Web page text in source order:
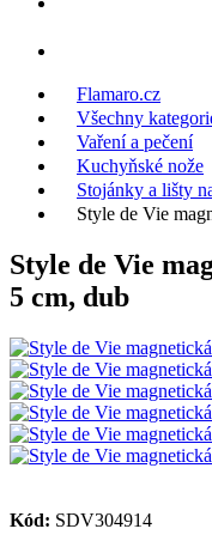
Flamaro.cz
Všechny
Vaření a pečení
Kuchyňské nože
Stojánky a lišty
Style de Vie
Style de Vie
5 cm, dub
Kód: SDV304914